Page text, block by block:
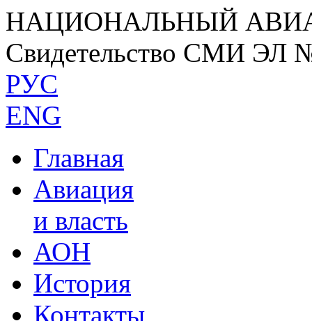
НАЦИОНАЛЬНЫЙ
Свидетельство СМИ ЭЛ
РУС
ENG
Главная
Авиация
и власть
АОН
История
Контакты